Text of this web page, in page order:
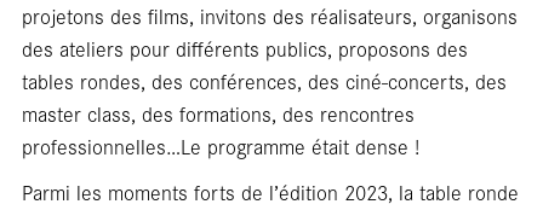
projetons des films, invitons des réalisateurs, organisons
des ateliers pour différents publics, proposons des
tables rondes, des conférences, des ciné-concerts, des
master class, des formations, des rencontres
professionnelles…Le programme était dense !
Parmi les moments forts de l’édition 2023, la table ronde